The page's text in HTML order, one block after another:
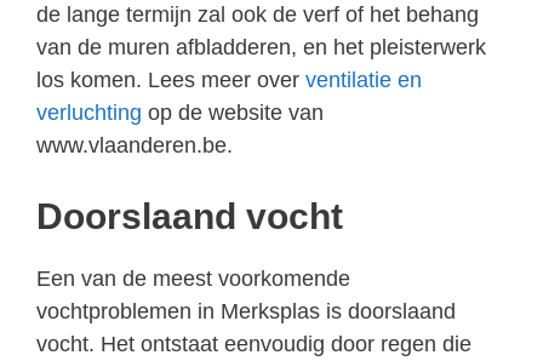
de lange termijn zal ook de verf of het behang
van de muren afbladderen, en het pleisterwerk
los komen. Lees meer over ventilatie en
verluchting op de website van
www.vlaanderen.be.
Doorslaand vocht
Een van de meest voorkomende
vochtproblemen in Merksplas is doorslaand
vocht. Het ontstaat eenvoudig door regen die